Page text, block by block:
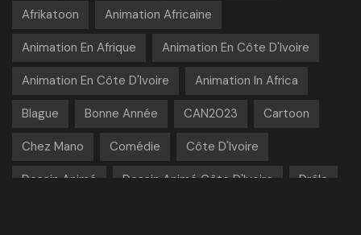
Afrikatoon Animation Africaine
Animation En Afrique Animation En Côte D'Ivoire
Animation En Côte D'Ivoire Animation In Africa
Blague Bonne Année CAN2023 Cartoon
Chez Mano Comédie Côte D'Ivoire
Dessin Animé Dessin Animé Côte D'Ivoire Drôle